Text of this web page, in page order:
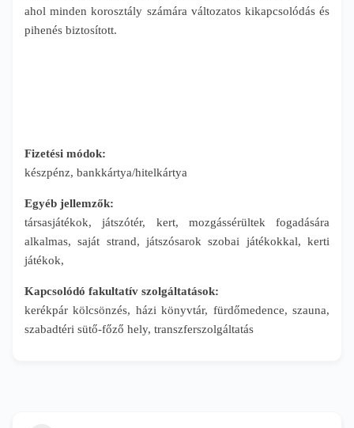
ahol minden korosztály számára változatos kikapcsolódás és
pihenés biztosított.
Fizetési módok:
készpénz, bankkártya/hitelkártya
Egyéb jellemzők:
társasjátékok, játszótér, kert, mozgássérültek fogadására
alkalmas, saját strand, játszósarok szobai játékokkal, kerti
játékok,
Kapcsolódó fakultatív szolgáltatások:
kerékpár kölcsönzés, házi könyvtár, fürdőmedence, szauna,
szabadtéri sütő-főző hely, transzferszolgáltatás